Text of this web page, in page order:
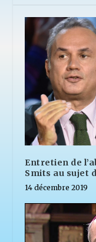
Entretien de
Smits au sujet
14 décembre 2019